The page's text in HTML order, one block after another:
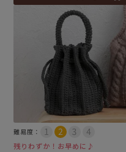
難易度：
残りわずか！お早めに♪